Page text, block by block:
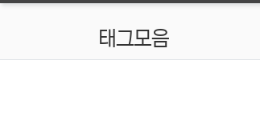
태그모음